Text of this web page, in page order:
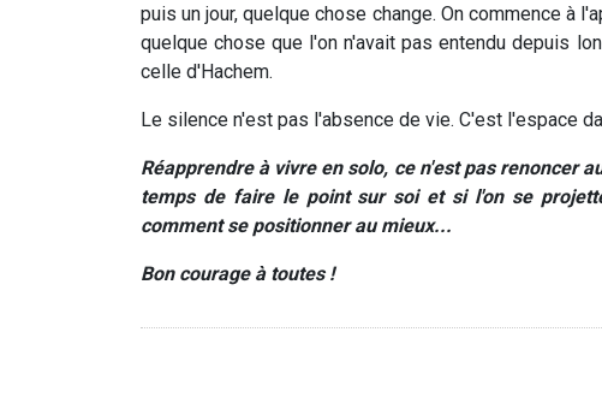
puis un jour, quelque chose change. On commence à
quelque chose que l'on n'avait pas entendu depuis
celle d'Hachem.
Le silence n'est pas l'absence de vie. C'est l'espace
Réapprendre à vivre en solo, ce n'est pas renoncer
temps de faire le point sur soi et si l'on se
comment se positionner au mieux...
Bon courage à toutes !